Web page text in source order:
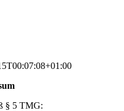
§ 5 TMG: